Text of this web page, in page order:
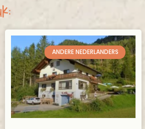
ANDERE NEDERLANDERS